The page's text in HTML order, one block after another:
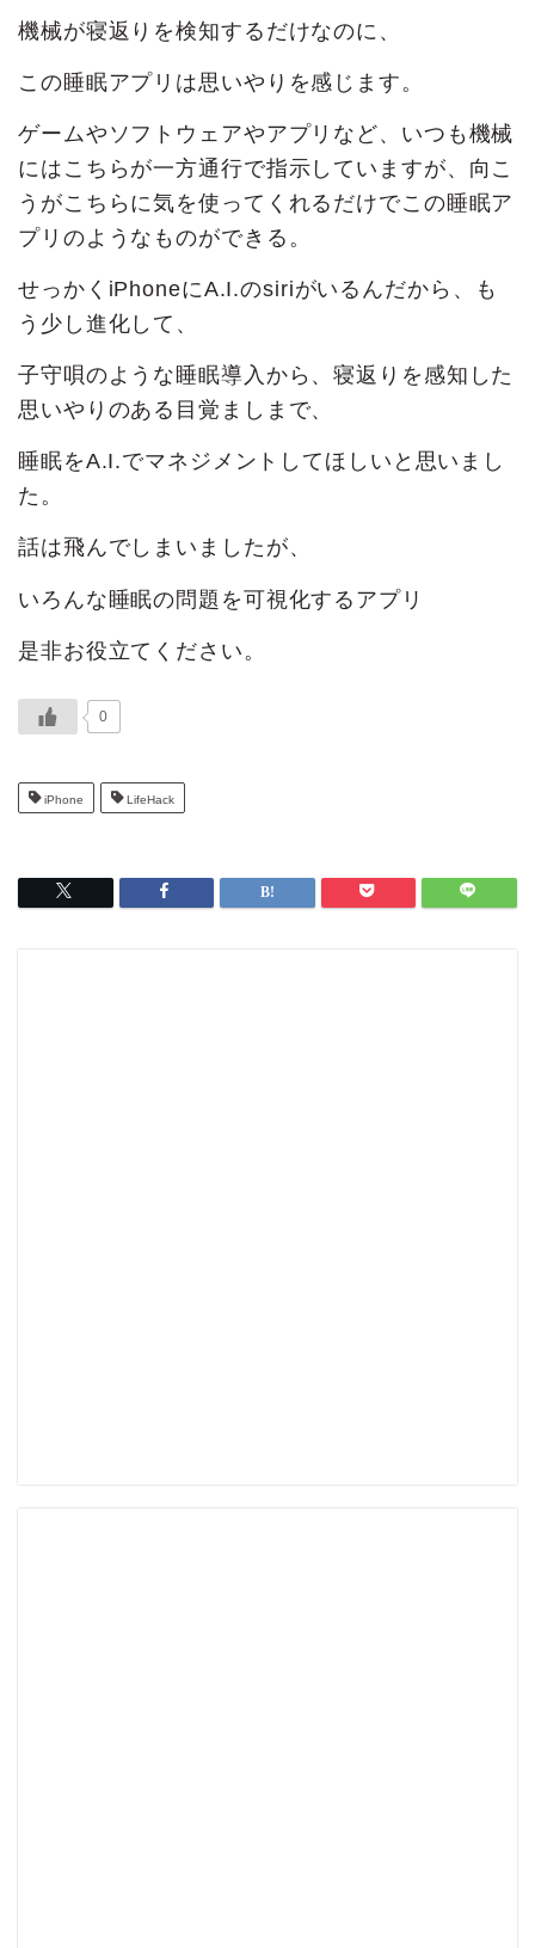
機械が寝返りを検知するだけなのに、
この睡眠アプリは思いやりを感じます。
ゲームやソフトウェアやアプリなど、いつも機械
にはこちらが一方通行で指示していますが、向こ
うがこちらに気を使ってくれるだけでこの睡眠ア
プリのようなものができる。
せっかくiPhoneにA.I.のsiriがいるんだから、も
う少し進化して、
子守唄のような睡眠導入から、寝返りを感知した
思いやりのある目覚ましまで、
睡眠をA.I.でマネジメントしてほしいと思いまし
た。
話は飛んでしまいましたが、
いろんな睡眠の問題を可視化するアプリ
是非お役立てください。
0
iPhone LifeHack